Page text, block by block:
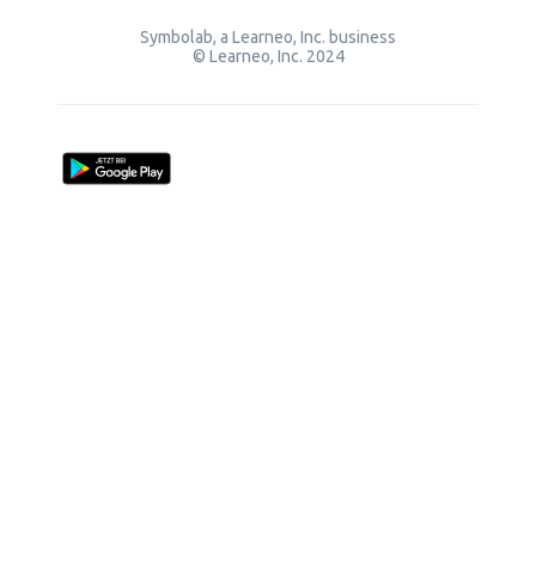
Symbolab, a Learneo, Inc. business
© Learneo, Inc. 2024